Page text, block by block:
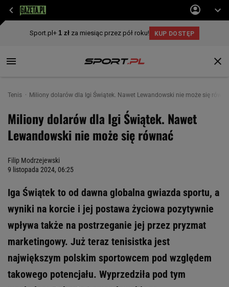
Tenis Miliony dolarów dla Igi Świątek. Nawet Lewandowski nie może się
Miliony dolarów dla Igi Świątek. Nawet
Lewandowski nie może się równać
Filip Modrzejewski
9 listopada 2024, 06:25
Iga Świątek to od dawna globalna gwiazda sportu, a
wyniki na korcie i jej postawa życiowa pozytywnie
wpływa także na postrzeganie jej przez pryzmat
marketingowy. Już teraz tenisistka jest
największym polskim sportowcem pod względem
takowego potencjału. Wyprzedziła pod tym